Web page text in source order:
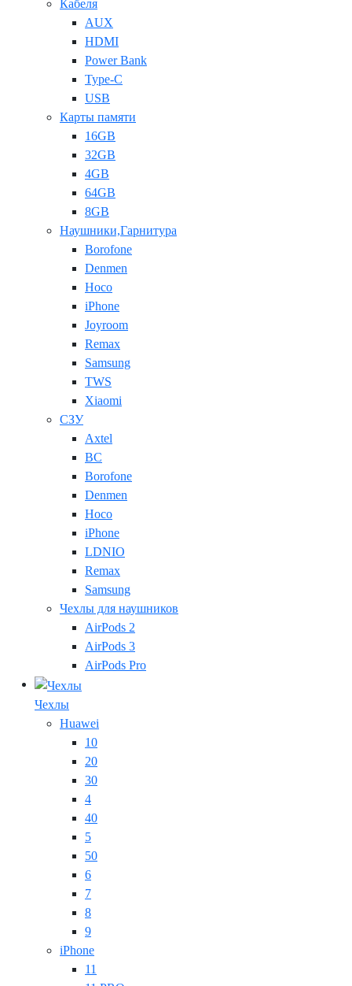
Кабеля
AUX
HDMI
Power Bank
Type-C
USB
Карты памяти
16GB
32GB
4GB
64GB
8GB
Наушники,Гарнитура
Borofone
Denmen
Hoco
iPhone
Joyroom
Remax
Samsung
TWS
Xiaomi
СЗУ
Axtel
BC
Borofone
Denmen
Hoco
iPhone
LDNIO
Remax
Samsung
Чехлы для наушников
AirPods 2
AirPods 3
AirPods Pro
Чехлы
Huawei
10
20
30
4
40
5
50
6
7
8
9
iPhone
11